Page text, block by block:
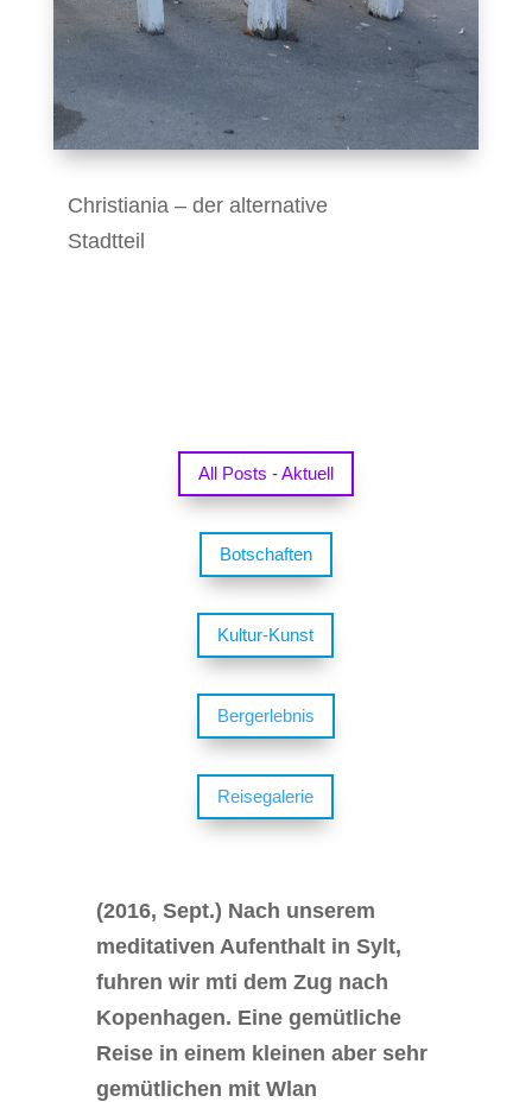
Christiania – der alternative
Stadtteil
All Posts - Aktuell
Botschaften
Kultur-Kunst
Bergerlebnis
Reisegalerie
(2016, Sept.) Nach unserem
meditativen Aufenthalt in Sylt,
fuhren wir mti dem Zug nach
Kopenhagen. Eine gemütliche
Reise in einem kleinen aber sehr
gemütlichen mit Wlan